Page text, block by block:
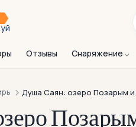
Отзывы Снаряжение
Душа Саян: озеро Позарым